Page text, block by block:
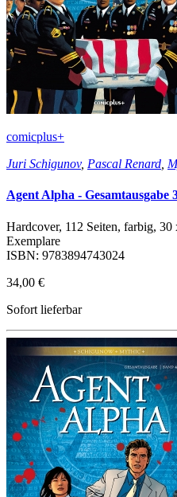
comicplus+
Juri Schigunov, Pascal Renard
Agent Alpha - Gesamtausgabe
Hardcover, 112 Seiten, farbig,
Exemplare
ISBN: 9783894743024
34,00 €
Sofort lieferbar